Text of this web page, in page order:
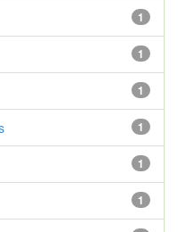
1
1
1
1
1
1